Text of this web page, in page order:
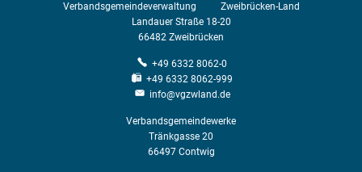
Verbandsgemeindeverwaltung Zweibrücken-Land
Landauer Straße 18-20
66482 Zweibrücken
+49 6332 8062-0
+49 6332 8062-999
info@vgzwland.de
Verbandsgemeindewerke
Tränkgasse 20
66497 Contwig